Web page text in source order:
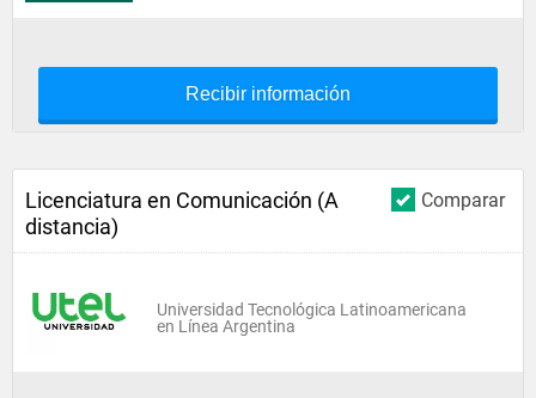
Recibir información
Comparar
Licenciatura en Comunicación (A
distancia)
Universidad Tecnológica Latinoamericana
en Línea Argentina